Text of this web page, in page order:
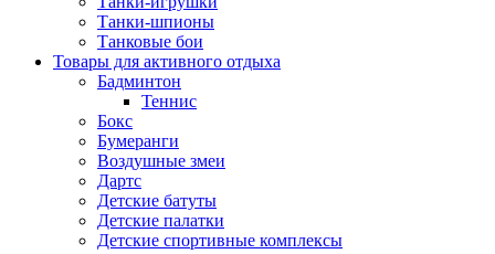
Танки-шпионы
Танковые бои
Товары для активного отдыха
Бадминтон
Теннис
Бокс
Бумеранги
Воздушные змеи
Дартс
Детские батуты
Детские палатки
Детские спортивные комплексы